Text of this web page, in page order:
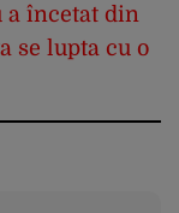
a încetat din
se lupta cu o